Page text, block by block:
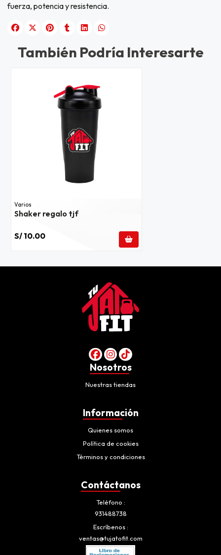
fuerza, potencia y resistencia.
También Podría Interesarte
Varios
Shaker regalo tjf
S/ 10.00
Nosotros
Nuestras tiendas
Información
Quienes somos
Política de cookies
Términos y condiciones
Contáctanos
Teléfono
931488738
Escríbenos
ventas@tujatofit.com